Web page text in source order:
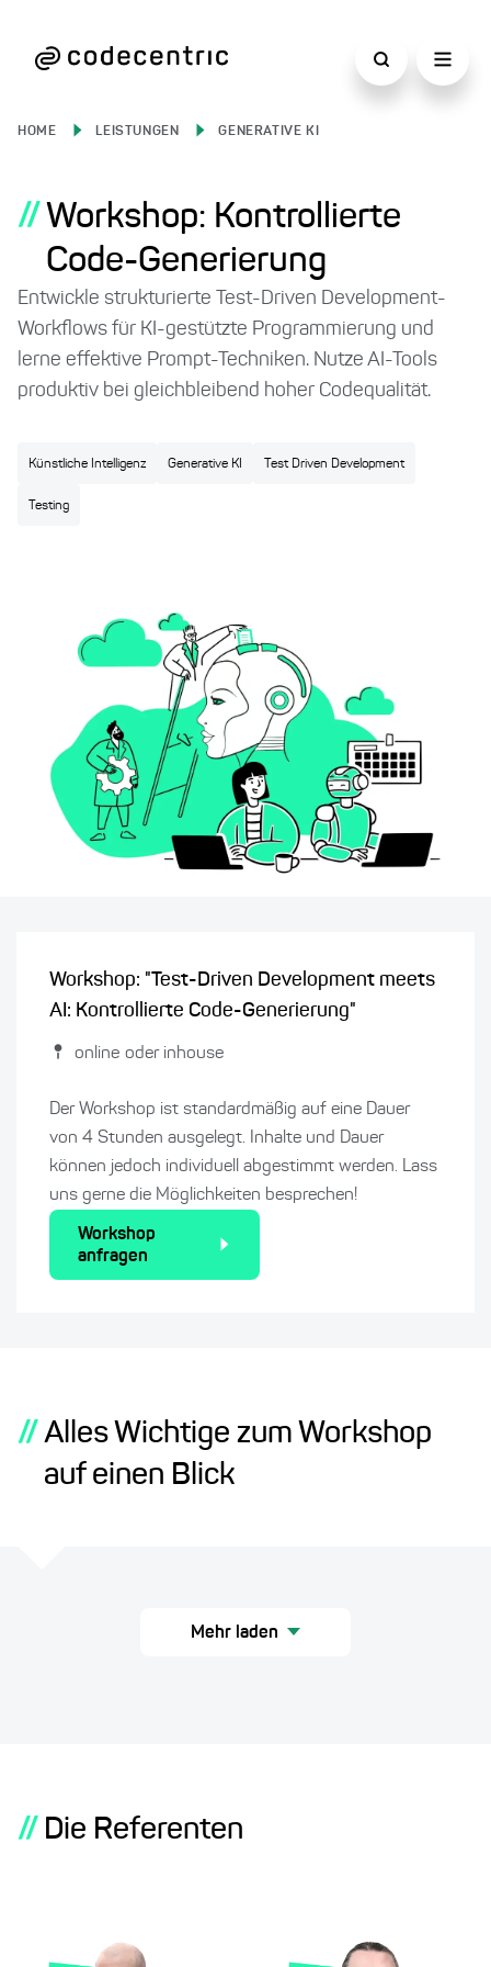
HOME LEISTUNGEN GENERATIVE KI
// Workshop: Kontrollierte
Code-Generierung
Entwickle strukturierte Test-Driven Development-
Workflows für KI-gestützte Programmierung und
lerne effektive Prompt-Techniken. Nutze AI-Tools
produktiv bei gleichbleibend hoher Codequalität.
Künstliche Intelligenz Generative KI Test Driven Development
Testing
Workshop: "Test-Driven Development meets
AI: Kontrollierte Code-Generierung"
online oder inhouse
Der Workshop ist standardmäßig auf eine Dauer
von 4 Stunden ausgelegt. Inhalte und Dauer
können jedoch individuell abgestimmt werden. Lass
uns gerne die Möglichkeiten besprechen!
Workshop
anfragen
// Alles Wichtige zum Workshop
auf einen Blick
Mehr laden
// Die Referenten